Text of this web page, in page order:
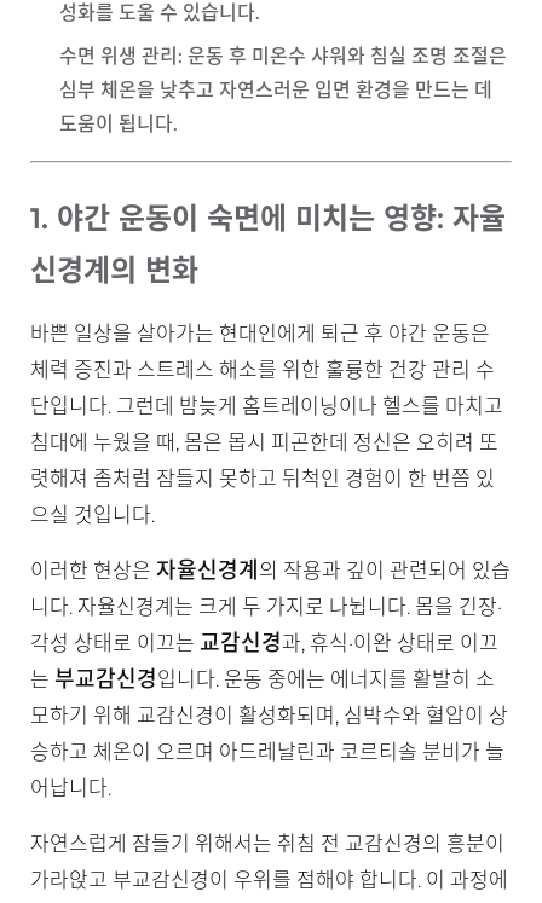
성화를 도울 수 있습니다.
수면 위생 관리 : 운동 후 미온수 샤워와 침실 조명 조절은
심부 체온을 낮추고 자연스러운 입면 환경을 만드는 데
도움이 됩니다.
1. 야간 운동이 숙면에 미치는 영향: 자율
신경계의 변화
바쁜 일상을 살아가는 현대인에게 퇴근 후 야간 운동은
체력 증진과 스트레스 해소를 위한 훌륭한 건강 관리 수
단입니다. 그런데 밤늦게 홈트레이닝이나 헬스를 마치고
침대에 누웠을 때, 몸은 몹시 피곤한데 정신은 오히려 또
렷해져 좀처럼 잠들지 못하고 뒤척인 경험이 한 번쯤 있
으실 것입니다.
이러한 현상은 자율신경계 의 작용과 깊이 관련되어 있습
니다. 자율신경계는 크게 두 가지로 나뉩니다. 몸을 긴장·
각성 상태로 이끄는 교감신경과, 휴식·이완 상태로 이끄
는 부교감신경입니다. 운동 중에는 에너지를 활발히 소
모하기 위해 교감신경이 활성화되며, 심박수와 혈압이 상
승하고 체온이 오르며 아드레날린과 코르티솔 분비가 늘
어납니다.
자연스럽게 잠들기 위해서는 취침 전 교감신경의 흥분이
가라앉고 부교감신경이 우위를 점해야 합니다. 이 과정에